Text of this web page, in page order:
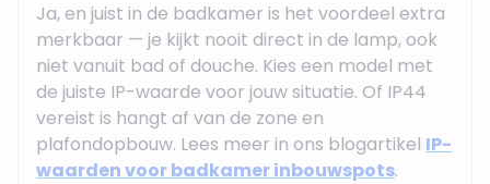
Ja, en juist in de badkamer is het voordeel extra
merkbaar — je kijkt nooit direct in de lamp, ook
niet vanuit bad of douche. Kies een model met
de juiste IP-waarde voor jouw situatie. Of IP44
vereist is hangt af van de zone en
plafondopbouw. Lees meer in ons blogartikel IP-
waarden voor badkamer inbouwspots.